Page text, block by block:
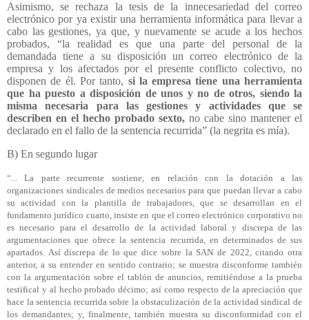
Asimismo, se rechaza la tesis de la innecesariedad del correo
electrónico por ya existir una herramienta informática para llevar a
cabo las gestiones, ya que, y nuevamente se acude a los hechos
probados, “la realidad es que una parte del personal de la
demandada tiene a su disposición un correo electrónico de la
empresa y los afectados por el presente conflicto colectivo, no
disponen de él. Por tanto, si la empresa tiene una herramienta
que ha puesto a disposición de unos y no de otros, siendo la
misma necesaria para las gestiones y actividades que se
describen en el hecho probado sexto, no cabe sino mantener el
declarado en el fallo de la sentencia recurrida” (la negrita es mía).
B) En segundo lugar
“... La parte recurrente sostiene, en relación con la dotación a las
organizaciones sindicales de medios necesarios para que puedan llevar a cabo
su actividad con la plantilla de trabajadores, que se desarrollan en el
fundamento jurídico cuarto, insiste en que el correo electrónico corporativo no
es necesario para el desarrollo de la actividad laboral y discrepa de las
argumentaciones que ofrece la sentencia recurrida, en determinados de sus
apartados. Así discrepa de lo que dice sobre la SAN de 2022, citando otra
anterior, a su entender en sentido contrario; se muestra disconforme también
con la argumentación sobre el tablón de anuncios, remitiéndose a la prueba
testifical y al hecho probado décimo; así como respecto de la apreciación que
hace la sentencia recurrida sobre la obstaculización de la actividad sindical de
los demandantes; y, finalmente, también muestra su disconformidad con el